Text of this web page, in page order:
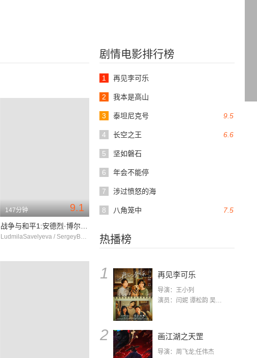
剧情电影排行榜
1 再见李可乐
2 我本是高山
9.5
3 泰坦尼克号
6.6
4 长空之王
5 坚如磐石
6 年会不能停
7 涉过愤怒的海
7.5
8 八角笼中
热播榜
1 再见李可乐
导演：王小列
演员：闫妮 谭松韵 吴京 蒋龙 赵小棠 冯雷 李虎城 平安 小七 小可乐
2 画江湖之天罡
导演：周飞龙;任伟杰
9.1
147分钟
LudmilaSavelyeva / SergeyBondarchuk / VyacheslavTikhonov